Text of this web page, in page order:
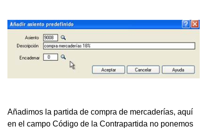
Añadimos la partida de compra de mercaderías, aquí
en el campo Código de la Contrapartida no ponemos